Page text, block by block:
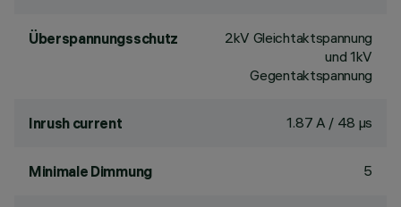
Überspannungsschutz
2kV Gleichtaktspannung
und 1kV
Gegentaktspannung
Inrush current 1.87 A / 48 µs
Minimale Dimmung 5